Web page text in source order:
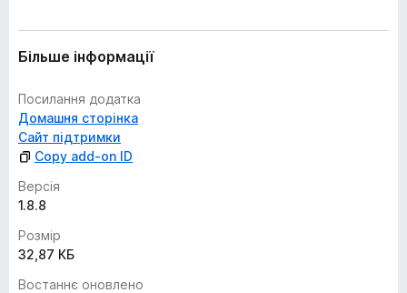
Більше інформації
Посилання додатка
Домашня сторінка
Сайт підтримки
Copy add-on ID
Версія
1.8.8
Розмір
32,87 КБ
Востаннє оновлено